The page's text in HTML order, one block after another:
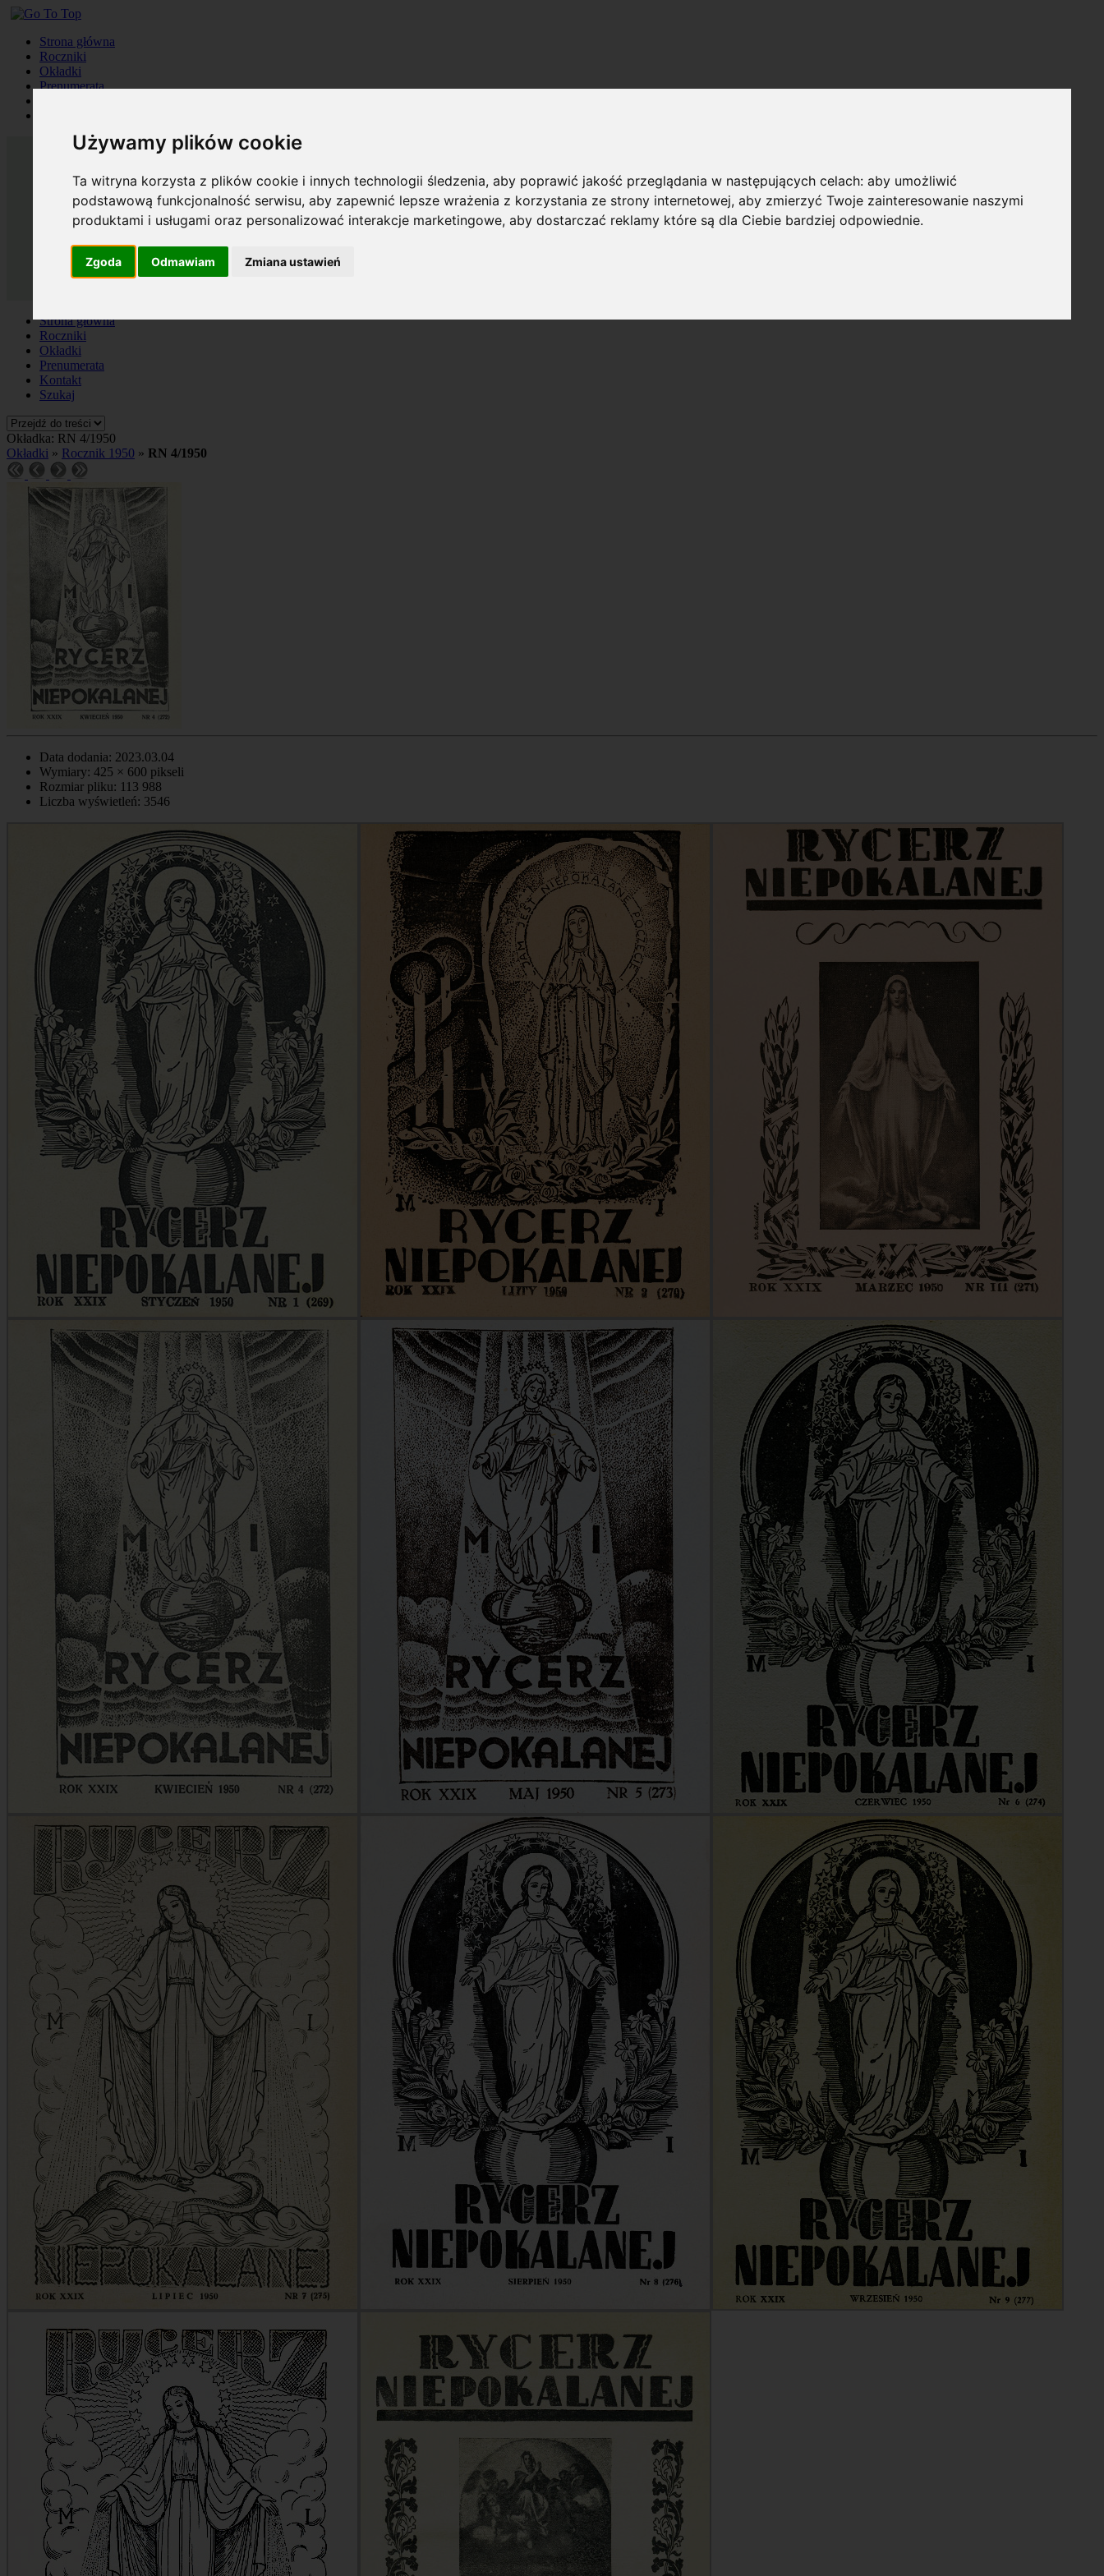
Używamy plików cookie
Ta witryna korzysta z plików cookie i innych technologii śledzenia, aby poprawić jakość przeglądania w następujących celach:aby umożliwić
podstawową funkcjonalność serwisu,aby zapewnić lepsze wrażenia z korzystania ze strony internetowej,aby zmierzyć Twoje zainteresowanie naszymi
produktami i usługami oraz personalizować interakcje marketingowe,aby dostarczać reklamy które są dla Ciebie bardziej odpowiednie.
Zgoda Odmawiam Zmiana ustawień
Strona główna
Roczniki
Okładki
Prenumerata
Strona główna
Roczniki
Okładki
Prenumerata
Kontakt
Szukaj
Okładka: RN 4/1950
Okładki » Rocznik 1950 » RN 4/1950
Data dodania: 2023.03.04
Wymiary: 425 × 600 pikseli
Rozmiar pliku: 113 988
Liczba wyświetleń: 3546